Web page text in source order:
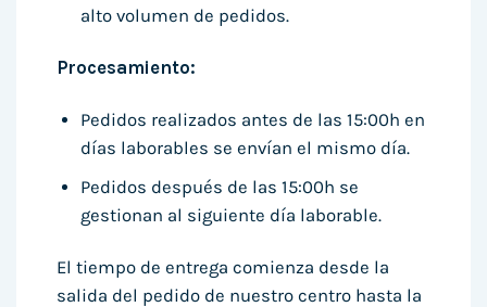
alto volumen de pedidos.
Procesamiento:
Pedidos realizados antes de las 15:00h en
días laborables se envían el mismo día.
Pedidos después de las 15:00h se
gestionan al siguiente día laborable.
El tiempo de entrega comienza desde la
salida del pedido de nuestro centro hasta la